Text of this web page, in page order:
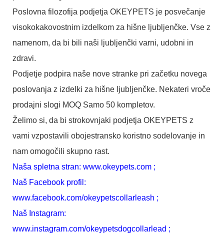
Poslovna filozofija podjetja OKEYPETS je posvečanje
visokokakovostnim izdelkom za hišne ljubljenčke. Vse z
namenom, da bi bili naši ljubljenčki varni, udobni in
zdravi.
Podjetje podpira naše nove stranke pri začetku novega
poslovanja z izdelki za hišne ljubljenčke. Nekateri vroče
prodajni slogi MOQ Samo 50 kompletov.
Želimo si, da bi strokovnjaki podjetja OKEYPETS z
vami vzpostavili obojestransko koristno sodelovanje in
nam omogočili skupno rast.
Naša spletna stran: www.okeypets.com ;
Naš Facebook profil:
www.facebook.com/okeypetscollarleash ;
Naš Instagram:
www.instagram.com/okeypetsdogcollarlead ;